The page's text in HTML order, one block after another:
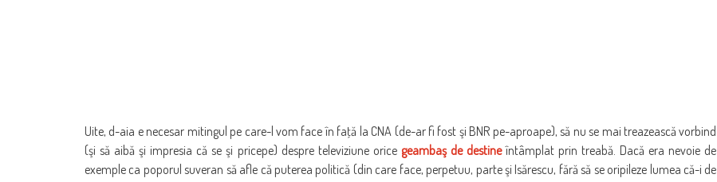
Uite, d-aia e necesar mitingul pe care-l vom face în faţă la CNA (de-ar fi fost şi BNR pe-aproape), să nu se mai treazească vorbind
(şi să aibă şi impresia că se şi pricepe) despre televiziune orice geambaş de destine întâmplat prin treabă. Dacă era nevoie de
exemple ca poporul suveran să afle că puterea politică (din care face, perpetuu, parte şi Isărescu, fără să se oripileze lumea că-i de